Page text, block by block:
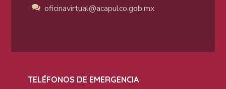
oficinavirtual@acapulco.gob.mx
TELÉFONOS DE EMERGENCIA